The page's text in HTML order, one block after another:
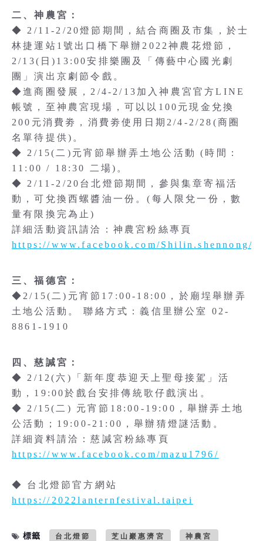
二、神農宮：
◆ 2/11-2/20燈節期間，結合商圈及市集，於士
林捷運站1號出口橋下舉辦2022神農花燈節，
2/13(日)13:00安排樂團及「傳藝中心國光劇
團」演出京劇節令戲。
◆進商圈發展，2/4-2/13加入神農宮官方LINE
帳號，至神農宮現場，可以以100元現金兌換
200元消費劵，消費劵使用日期2/4-2/28(商圈
名單待提供)。
◆ 2/15(二)元宵節舉辦弄土地公活動 (時間：
11:00 / 18:30 二場)。
◆ 2/11-2/20台北燈節期間，參與集章寄福活
動，可兌換西螺醬油一份。(每人限兌一份，數
量有限換完為止)
詳細活動資訊請洽：神農宮粉絲專頁
https://www.facebook.com/Shilin.shennong/
三、福德宮：
◆2/15(二)元宵節17:00-18:00，於廟埕舉辦弄
土地公活動。 聯絡方式：義信里辦公室 02-
8861-1910
四、慈諴宮：
◆ 2/12(六)「新年度恭迎天上聖母接駕」活
動，19:00於戲台安排傳統歌仔戲演出。
◆ 2/15(二) 元宵節18:00-19:00，舉辦弄土地
公活動；19:00-21:00，舉辦猜燈謎活動。
詳細資料請洽：慈諴宮粉絲專頁
https://www.facebook.com/mazu1796/
◆ 台北燈節官方網站
https://2022lanternfestival.taipei
標籤 台北燈節 芝山巖惠濟宮 神農宮